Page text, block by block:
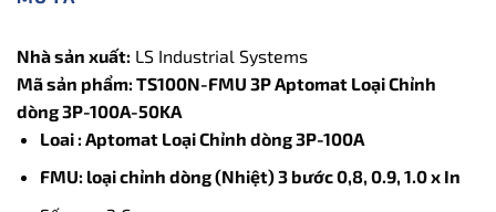
Nhà sản xuất: LS Industrial Systems
Mã sản phẩm: TS100N-FMU 3P Aptomat Loại Chỉnh
dòng 3P-100A-50KA
Loai : Aptomat Loại Chỉnh dòng 3P-100A
FMU: loại chỉnh dòng (Nhiệt) 3 bước 0,8, 0.9, 1.0 x In